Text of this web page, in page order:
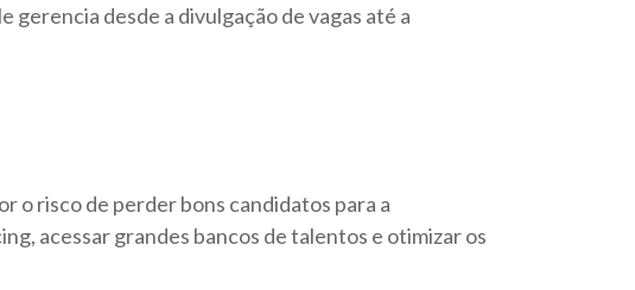
desde a divulgação de vagas até a
o risco de perder bons candidatos para a
acessar grandes bancos de talentos e otimizar os